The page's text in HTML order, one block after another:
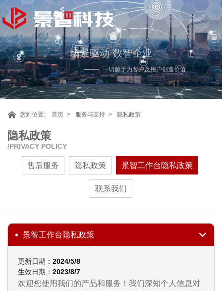
场景驱动 数智企业
一切源于为客户及用户创造价值
您到位置: 首页 服务与支持 隐私政策
隐私政策
PRIVACY POLICY
售后服务 隐私政策 景智工作台隐私政策
联系我们
景智工作台隐私政策
更新日期： 2024/5/8
生效日期： 2023/8/7
欢迎您使用我们的产品和服务！我们深知个人信息对